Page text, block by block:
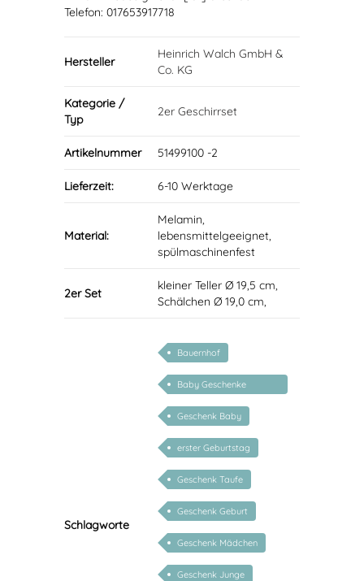
Telefon: 017653917718
Hersteller
Heinrich Walch GmbH &
Co. KG
Kategorie /
Typ
2er Geschirrset
Artikelnummer 51499100 -2
Lieferzeit: 6-10 Werktage
Material:
Melamin,
lebensmittelgeeignet,
spülmaschinenfest
2er Set
kleiner Teller Ø 19,5 cm,
Schälchen Ø 19,0 cm,
Schlagworte
Bauernhof
Baby Geschenke
personalisierbar
Geschenk Baby
erster Geburtstag
Geschenk Taufe
Geschenk Geburt
Geschenk Mädchen
Geschenk Junge